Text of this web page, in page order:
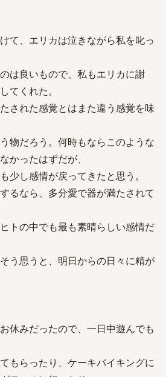
て、エリカは泣きながら私を叱っ
は良いもので、私もエリカに謝
てくれた。
された感覚とはまた違う感覚を味
物だろう。何時もならこのような
かったはずだが、
少し感情が戻ってきたと思う。
るなら、多分愛で器が満たされて
トの中でも最も素晴らしい感情だ
う思うと、明日からの日々に精が
休みだったので、一日中遊んでも
もらったり、ケーキバイキングに